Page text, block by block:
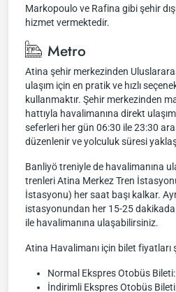
Markopoulo ve Rafina gibi şehir
hizmet vermektedir.
Metro
Atina şehir merkezinden
ulaşım için en pratik ve hızlı
kullanmaktır. Şehir merkezinden
hattıyla havalimanına direkt
seferleri her gün 06:30 ile 23:30
düzenlenir ve yolculuk süresi
Banliyö treniyle de havalimanına
trenleri Atina Merkez Tren
İstasyonu) her saat başı kalkar.
istasyonundan her 15-25
ile havalimanına ulaşabilirsiniz.
Atina Havalimanı için bilet fiyatları
Normal Ekspres Otobüs
İndirimli Ekspres Otobüs